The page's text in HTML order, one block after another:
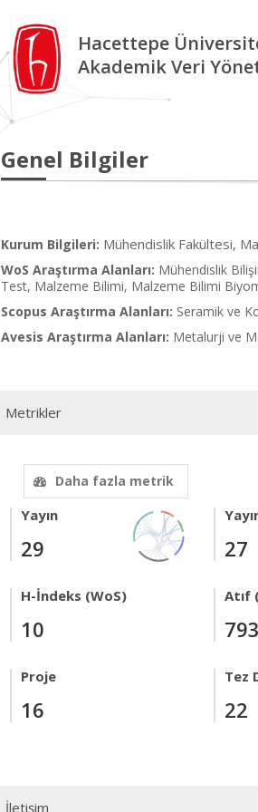
Hacettepe
Akademik Veri
Genel Bilgiler
Kurum Bilgileri: Mühendislik Fakültesi,
WoS Araştırma Alanları: Mühendislik
Test, Malzeme Bilimi, Malzeme Bilimi
Scopus Araştırma Alanları: Seramik ve
Avesis Araştırma Alanları: Metalurji ve
Metrikler
Daha fazla metrik
Yayın
29 27
H-İndeks (WoS)
10
Atıf
793
Proje
16
Tez
22
İletişim